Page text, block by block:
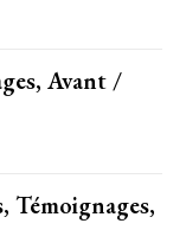
Avant /
Témoignages,